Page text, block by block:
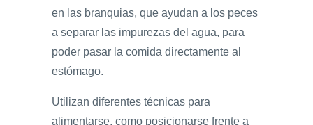
en las branquias, que ayudan a los peces
a separar las impurezas del agua, para
poder pasar la comida directamente al
estómago.
Utilizan diferentes técnicas para
alimentarse, como posicionarse frente a